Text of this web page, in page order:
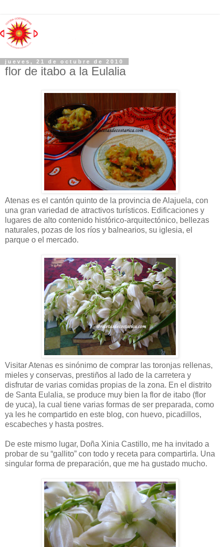
jueves, 21 de octubre de 2010
flor de itabo a la Eulalia
Atenas es el cantón quinto de la provincia de Alajuela, con
una gran variedad de atractivos turísticos. Edificaciones y
lugares de alto contenido histórico-arquitectónico, bellezas
naturales, pozas de los ríos y balnearios, su iglesia, el
parque o el mercado.
Visitar Atenas es sinónimo de comprar las toronjas rellenas,
mieles y conservas, prestiños al lado de la carretera y
disfrutar de varias comidas propias de la zona. En el distrito
de Santa Eulalia, se produce muy bien la flor de itabo (flor
de yuca), la cual tiene varias formas de ser preparada, como
ya les he compartido en este blog, con huevo, picadillos,
escabeches y hasta postres.
De este mismo lugar, Doña Xinia Castillo, me ha invitado a
probar de su “gallito” con todo y receta para compartirla. Una
singular forma de preparación, que me ha gustado mucho.